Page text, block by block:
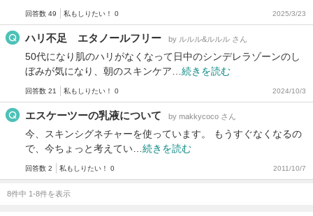
回答数 49 私もしりたい！ 0 2025/3/23
ハリ不足 エタノールフリー by ルルル&ルルル さん
50代になり肌のハリがなくなって日中のシンデレラゾーンのし
ぼみが気になり、朝のスキンケア… 続きを読む
回答数 21 私もしりたい！ 0 2024/10/3
エスケーツーの乳液について by makkycoco さん
今、スキンシグネチャーを使っています。 もうすぐなくなるの
で、今ちょっと考えてい… 続きを読む
回答数 2 私もしりたい！ 0 2011/10/7
8件中 1-8件を表示